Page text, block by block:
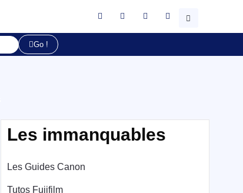
Go !
Les immanquables
Les Guides Canon
Tutos Fujifilm